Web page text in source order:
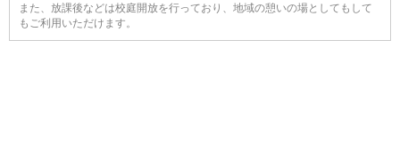
また、放課後などは校庭開放を行っており、地域の憩いの場としてもして
もご利用いただけます。